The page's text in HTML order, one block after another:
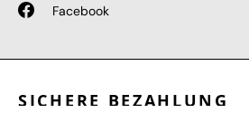
Facebook
SICHERE BEZAHLUNG